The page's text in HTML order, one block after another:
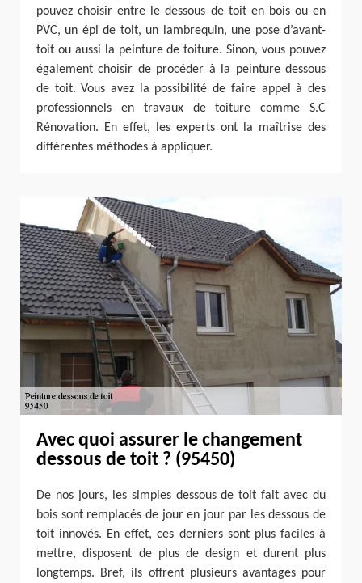
pouvez choisir entre le dessous de toit en bois ou en
PVC, un épi de toit, un lambrequin, une pose d’avant-
toit ou aussi la peinture de toiture. Sinon, vous pouvez
également choisir de procéder à la peinture dessous
de toit. Vous avez la possibilité de faire appel à des
professionnels en travaux de toiture comme S.C
Rénovation. En effet, les experts ont la maîtrise des
différentes méthodes à appliquer.
Avec quoi assurer le changement
dessous de toit ? (95450)
De nos jours, les simples dessous de toit fait avec du
bois sont remplacés de jour en jour par les dessous de
toit innovés. En effet, ces derniers sont plus faciles à
mettre, disposent de plus de design et durent plus
longtemps. Bref, ils offrent plusieurs avantages pour